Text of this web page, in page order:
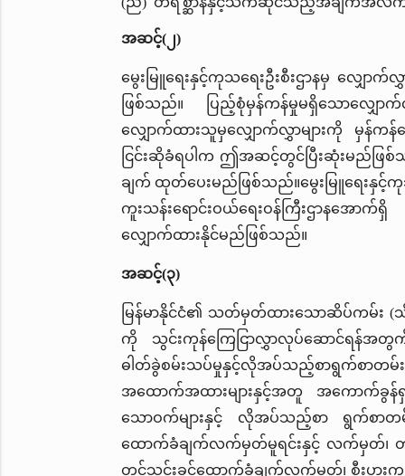
အဆင့်(၂)
မွေးမြူရေးနှင့်ကုသရေးဦးစီးဌာနမှ လျှောက်
ဖြစ်သည်။ ပြည့်စုံမှန်ကန်မှုမရှိသောလျှော
လျှောက်ထားသူမှလျှောက်လွှာများကို မှန်
ငြင်းဆိုခံရပါက ဤအဆင့်တွင်ပြီးဆုံးမည်ဖြ
ချက် ထုတ်ပေးမည်ဖြစ်သည်။မွေးမြူရေးနှင့်
ကူးသန်းရောင်းဝယ်ရေးဝန်ကြီးဌာနအ
လျှောက်ထားနိုင်မည်ဖြစ်သည်။
အဆင့်(၃)
မြန်မာနိုင်ငံ၏ သတ်မှတ်ထားသောဆိပ်ကမ်း (သို့
ကို သွင်းကုန်ကြေငြာလွှာလုပ်ဆောင်ရန်အတွ
ဓါတ်ခွဲစမ်းသပ်မှုနှင့်လိုအပ်သည့်စာရွက်စာ
အထောက်အထားများနှင့်အတူ အကောက်ခွန်ရှင်
သောဝက်များနှင့် လိုအပ်သည့်စာ ရွက်စာတမ်း
ထောက်ခံချက်လက်မှတ်မူရင်းနှင့် လက်မှတ်၊ တ
တင်သွင်းခွင့်ထောက်ခံချက်လက်မှတ်၊ စီးပွားကူ